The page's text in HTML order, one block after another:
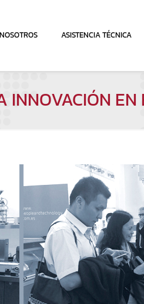
NOSOTROS ASISTENCIA TÉCNICA
EN